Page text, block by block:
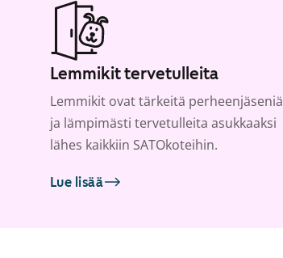
Lemmikit tervetulleita
Lemmikit ovat tärkeitä perheenjäseniä
ja lämpimästi tervetulleita asukkaaksi
lähes kaikkiin SATOkoteihin.
Lue lisää